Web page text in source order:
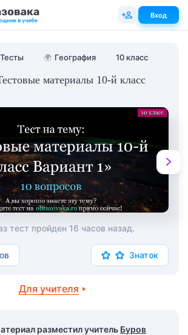
Тесты 🌍 География 10 класс
материалы 10-й класс
тест пройден 16 часов назад.
Знаток
Для учителя
разместил учитель Буров
Вход